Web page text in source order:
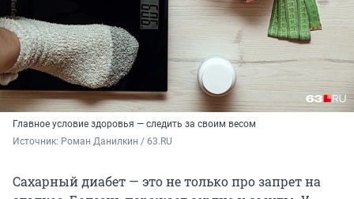
Главное условие здоровья — следить за своим весом
Источник: Роман Данилкин / 63.RU
Сахарный диабет — это не только про запрет на